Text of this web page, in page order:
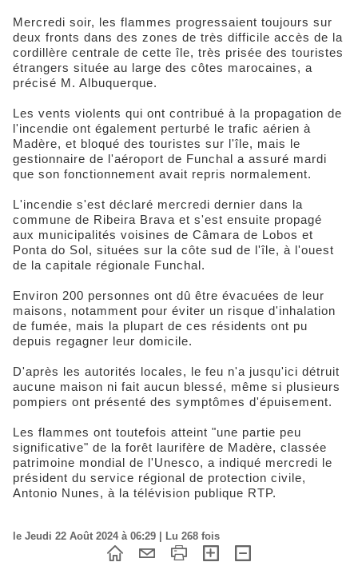
Mercredi soir, les flammes progressaient toujours sur
deux fronts dans des zones de très difficile accès de la
cordillère centrale de cette île, très prisée des touristes
étrangers située au large des côtes marocaines, a
précisé M. Albuquerque.
Les vents violents qui ont contribué à la propagation de
l'incendie ont également perturbé le trafic aérien à
Madère, et bloqué des touristes sur l'île, mais le
gestionnaire de l'aéroport de Funchal a assuré mardi
que son fonctionnement avait repris normalement.
L'incendie s'est déclaré mercredi dernier dans la
commune de Ribeira Brava et s'est ensuite propagé
aux municipalités voisines de Câmara de Lobos et
Ponta do Sol, situées sur la côte sud de l'île, à l'ouest
de la capitale régionale Funchal.
Environ 200 personnes ont dû être évacuées de leur
maisons, notamment pour éviter un risque d'inhalation
de fumée, mais la plupart de ces résidents ont pu
depuis regagner leur domicile.
D'après les autorités locales, le feu n'a jusqu'ici détruit
aucune maison ni fait aucun blessé, même si plusieurs
pompiers ont présenté des symptômes d'épuisement.
Les flammes ont toutefois atteint "une partie peu
significative" de la forêt laurifère de Madère, classée
patrimoine mondial de l'Unesco, a indiqué mercredi le
président du service régional de protection civile,
Antonio Nunes, à la télévision publique RTP.
le Jeudi 22 Août 2024 à 06:29 | Lu 268 fois